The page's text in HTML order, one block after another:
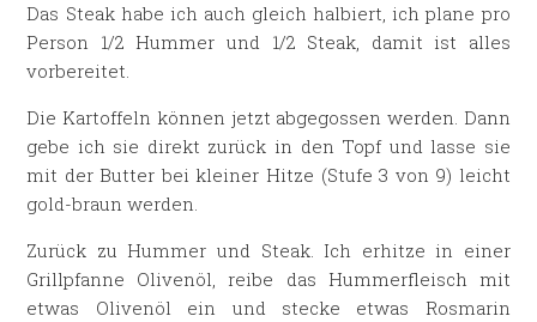
Das Steak habe ich auch gleich halbiert, ich plane pro
Person 1/2 Hummer und 1/2 Steak, damit ist alles
vorbereitet.
Die Kartoffeln können jetzt abgegossen werden. Dann
gebe ich sie direkt zurück in den Topf und lasse sie
mit der Butter bei kleiner Hitze (Stufe 3 von 9) leicht
gold-braun werden.
Zurück zu Hummer und Steak. Ich erhitze in einer
Grillpfanne Olivenöl, reibe das Hummerfleisch mit
etwas Olivenöl ein und stecke etwas Rosmarin